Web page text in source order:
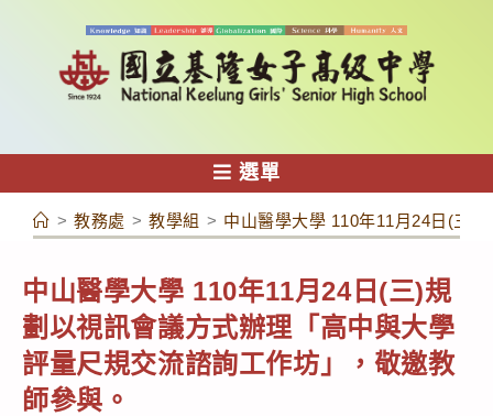
容
選單
> 教務處 > 教學組 > 中山醫學大學 110年11月24日(三)
中山醫學大學 110年11月24日(三)規
劃以視訊會議方式辦理「高中與大學
評量尺規交流諮詢工作坊」，敬邀教
師參與。